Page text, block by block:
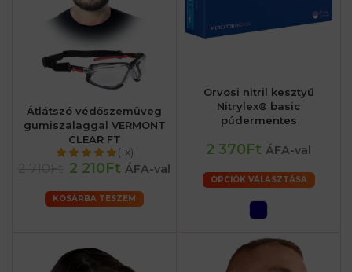
Átlátszó védőszemüveg
gumiszalaggal VERMONT
CLEAR FT
(1x)
2 210Ft ÁFA-val
KOSÁRBA TESZEM
Orvosi nitril kesztyű
Nitrylex® basic
púdermentes
2 370Ft ÁFA-val
OPCIÓK VÁLASZTÁSA